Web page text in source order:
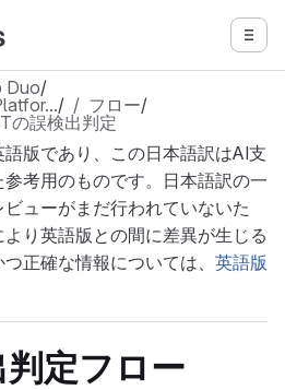
プ
ムページに移動 メニ
Duo/
/ フロー/
の誤検出判定
版であり、この日本語訳はAI支
考用のものです。日本語訳の一
ューがまだ行われていないた
り英語版との間に差異が生じる
正確な情報については、 英語版
定フロー